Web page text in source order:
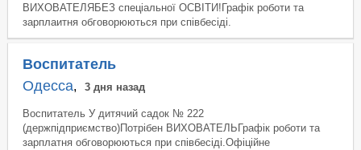
ВИХОВАТЕЛЯБЕЗ спеціальної ОСВІТИ!Графік роботи та
зарплаитня обговорюються при співбесіді.
Воспитатель
Одесса, 3 дня назад
Воспитатель У дитячий садок № 222
(держпідприємство)Потрібен ВИХОВАТЕЛЬГрафік роботи та
зарплатня обговорюються при співбесіді.Офіційне